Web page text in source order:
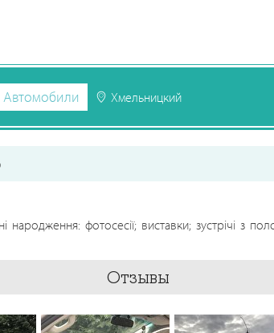
Автомобили Хмельницкий
фотосесії; виставки; зустрічі з
Отзывы